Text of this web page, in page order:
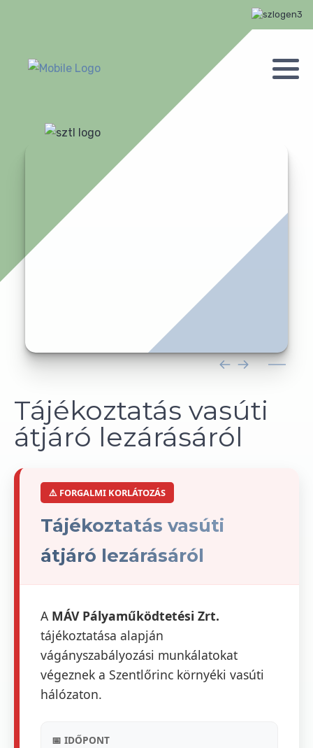
Tájékoztatás vasúti
átjáró lezárásáról
⚠️ FORGALMI KORLÁTOZÁS
Tájékoztatás vasúti
átjáró lezárásáról
A MÁV Pályaműködtetési Zrt.
tájékoztatása alapján
vágányszabályozási munkálatokat
végeznek a Szentlőrinc környéki vasúti
hálózaton.
📅 IDŐPONT